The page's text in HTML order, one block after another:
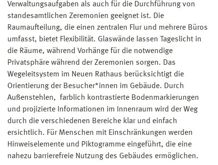
Verwaltungsaufgaben als auch für die Durchführung von
standesamtlichen Zeremonien geeignet ist. Die
Raumaufteilung, die einen zentralen Flur und mehrere Büros
umfasst, bietet Flexibilität. Glaswände lassen Tageslicht in
die Räume, während Vorhänge für die notwendige
Privatsphäre während der Zeremonien sorgen. Das
Wegeleitsystem im Neuen Rathaus berücksichtigt die
Orientierung der Besucher*innen im Gebäude. Durch
Außenstehlen, farblich kontrastierte Bodenmarkierungen
und projizierte Informationen im Innenraum wird der Weg
durch die verschiedenen Bereiche klar und einfach
ersichtlich. Für Menschen mit Einschränkungen werden
Hinweiselemente und Piktogramme eingeführt, die eine
nahezu barrierefreie Nutzung des Gebäudes ermöglichen.